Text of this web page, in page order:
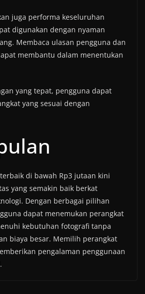
juga performa keseluruhan
digunakan dengan nyaman
Membaca ulasan pengguna dan
membantu dalam menentukan
yang tepat, pengguna dapat
yang sesuai dengan
di bawah Rp3 jutaan kini
yang semakin baik berkat
Dengan berbagai pilihan
dapat menemukan perangkat
kebutuhan fotografi tanpa
biaya besar. Memilih perangkat
pengalaman penggunaan